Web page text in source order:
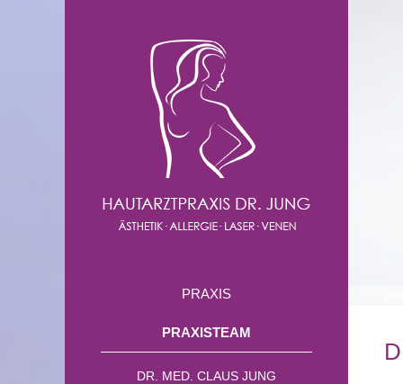
PRAXIS
PRAXISTEAM
DR. MED. CLAUS JUNG